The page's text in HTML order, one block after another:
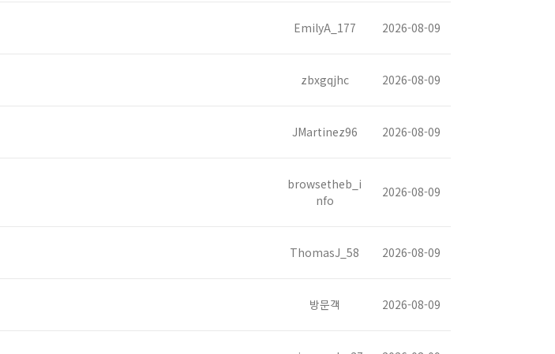
EmilyA_177 2026-08-09
zbxgqjhc 2026-08-09
JMartinez96 2026-08-09
browsetheb_i
nfo
2026-08-09
ThomasJ_58 2026-08-09
방문객 2026-08-09